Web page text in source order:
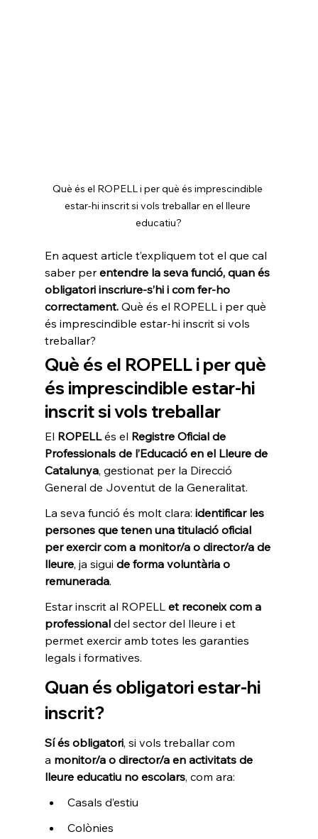
Què és el ROPELL i per què és imprescindible
estar-hi inscrit si vols treballar en el lleure
educatiu?
En aquest article t’expliquem tot el que cal
saber per entendre la seva funció, quan és
obligatori inscriure-s’hi i com fer-ho
correctament. Què és el ROPELL i per què
és imprescindible estar-hi inscrit si vols
treballar?
Què és el ROPELL i per què
és imprescindible estar-hi
inscrit si vols treballar
El ROPELL és el Registre Oficial de
Professionals de l’Educació en el Lleure de
Catalunya, gestionat per la Direcció
General de Joventut de la Generalitat.
La seva funció és molt clara: identificar les
persones que tenen una titulació oficial
per exercir com a monitor/a o director/a de
lleure, ja sigui de forma voluntària o
remunerada.
Estar inscrit al ROPELL et reconeix com a
professional del sector del lleure i et
permet exercir amb totes les garanties
legals i formatives.
Quan és obligatori estar-hi
inscrit?
Sí és obligatori, si vols treballar com
a monitor/a o director/a en activitats de
lleure educatiu no escolars, com ara:
Casals d’estiu
Colònies